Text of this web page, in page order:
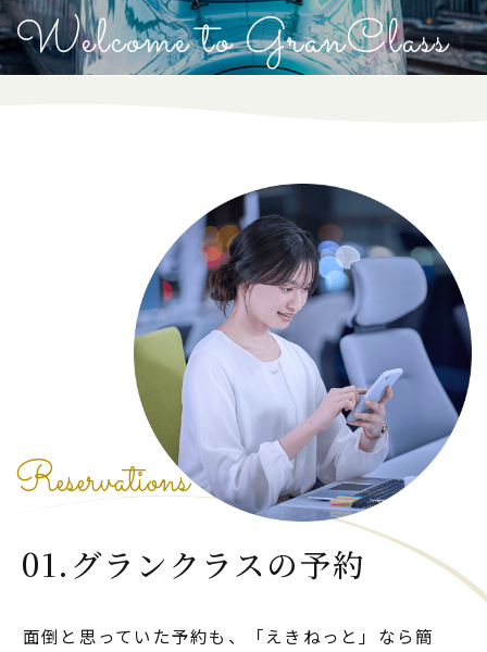
Welcome to GranClass
Reservations
01.グランクラスの予約
面倒と思っていた予約も、「えきねっと」なら簡